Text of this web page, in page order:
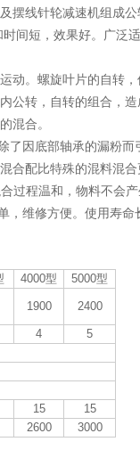
摆线针轮减速机组成
间短，效果好。广泛
动。螺旋叶片的自转
转，自转的组合，
混合。
因底部轴承的漏粉
配比特殊的混料混
过程温和，物料不会
维修方便。使用寿
4000型
5000型
1900 2400
4
5
15
15
2600 3000